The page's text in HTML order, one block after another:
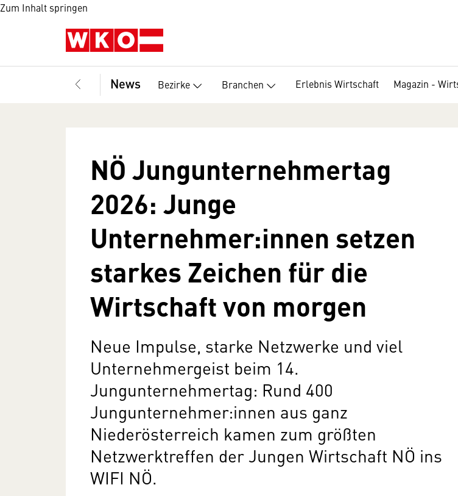
Zum Inhalt springen
News Bezirke Branchen Erlebnis Wirtschaft Magazin -
NÖ Jungunternehmertag
2026: Junge
Unternehmer:innen setzen
starkes Zeichen für die
Wirtschaft von morgen
Neue Impulse, starke Netzwerke und viel
Unternehmergeist beim 14.
Jungunternehmertag: Rund 400
Jungunternehmer:innen aus ganz
Niederösterreich kamen zum größten
Netzwerktreffen der Jungen Wirtschaft NÖ ins
WIFI NÖ.